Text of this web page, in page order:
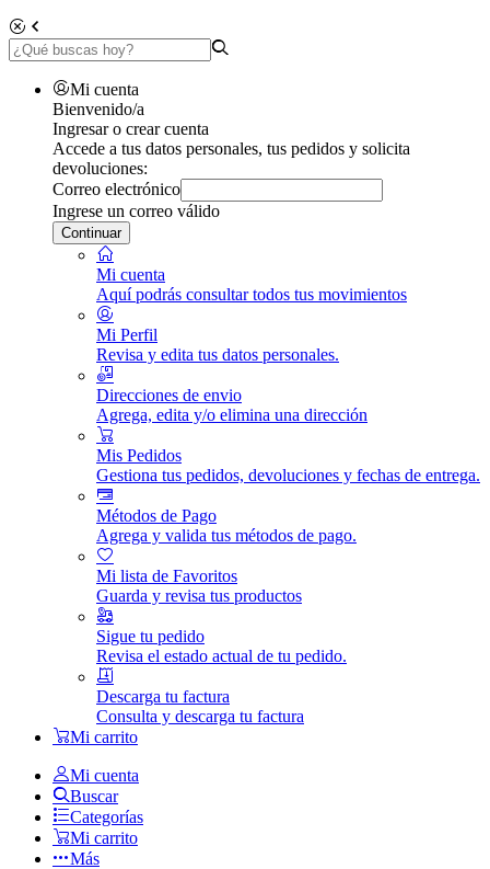
Mi cuenta
Bienvenido/a
Ingresar o crear cuenta
Accede a tus datos personales, tus pedidos y solicita
devoluciones:
Correo electrónico
Ingrese un correo válido
Continuar
Mi cuenta
Aquí podrás consultar todos tus movimientos
Mi Perfil
Revisa y edita tus datos personales.
Direcciones de envio
Agrega, edita y/o elimina una dirección
Mis Pedidos
Gestiona tus pedidos, devoluciones y fechas de entrega.
Métodos de Pago
Agrega y valida tus métodos de pago.
Mi lista de Favoritos
Guarda y revisa tus productos
Sigue tu pedido
Revisa el estado actual de tu pedido.
Descarga tu factura
Consulta y descarga tu factura
Mi carrito
Mi cuenta
Buscar
Categorías
Mi carrito
Más